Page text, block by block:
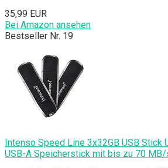
35,99 EUR
Bei Amazon ansehen
Bestseller Nr. 19
Intenso Speed Line 3x32GB USB Stick
USB-A Speicherstick mit bis zu 70